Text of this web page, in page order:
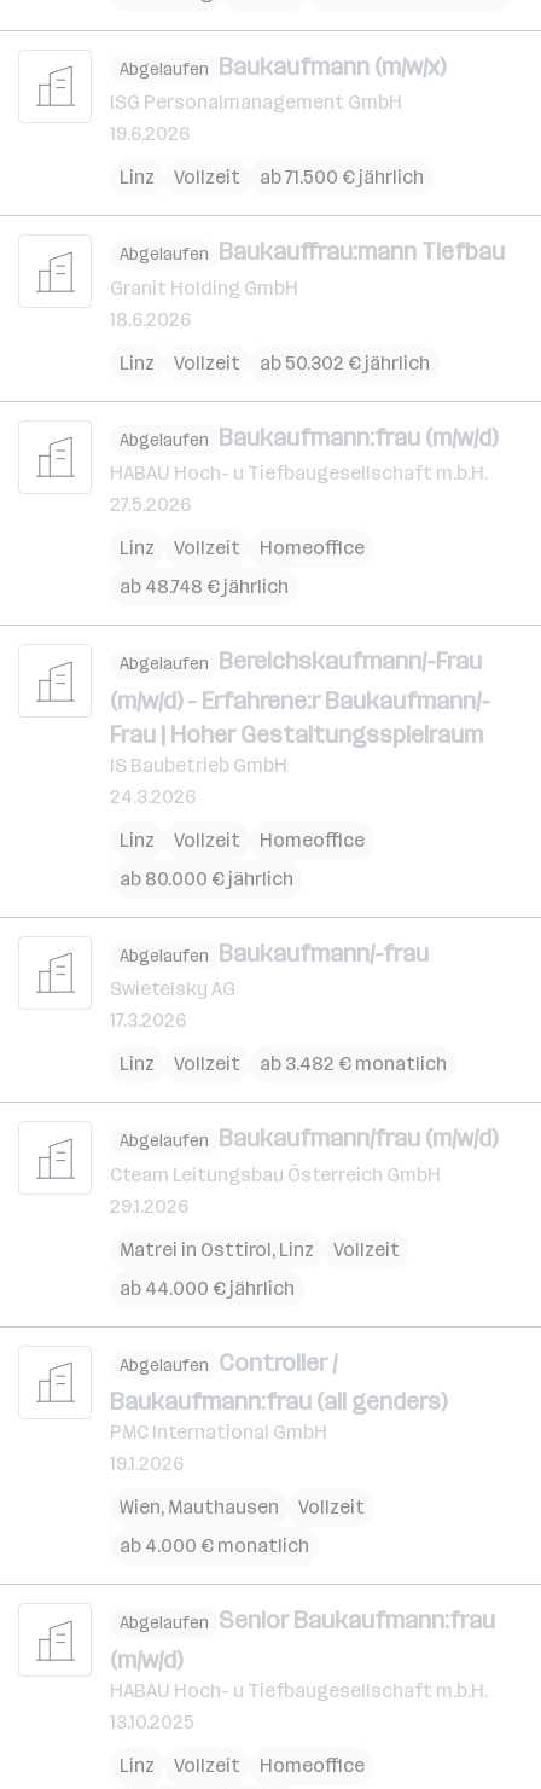
Abgelaufen Baukaufmann (m/w/x)
ISG Personalmanagement GmbH
19.6.2026
Linz
Vollzeit ab 71.500 € jährlich
Abgelaufen Baukauffrau:mann Tiefbau
Granit Holding GmbH
18.6.2026
Linz
Vollzeit ab 50.302 € jährlich
Abgelaufen Baukaufmann:frau (m/w/d)
HABAU Hoch- u Tiefbaugesellschaft m.b.H.
27.5.2026
Linz
Vollzeit
Homeoffice
ab 48.748 € jährlich
Abgelaufen Bereichskaufmann/-Frau
(m/w/d) - Erfahrene:r Baukaufmann/-
Frau | Hoher Gestaltungsspielraum
IS Baubetrieb GmbH
24.3.2026
Linz
Vollzeit
Homeoffice
ab 80.000 € jährlich
Abgelaufen Baukaufmann/-frau
Swietelsky AG
17.3.2026
Linz
Vollzeit ab 3.482 € monatlich
Abgelaufen Baukaufmann/frau (m/w/d)
Cteam Leitungsbau Österreich GmbH
29.1.2026
Matrei in Osttirol, Linz
Vollzeit
ab 44.000 € jährlich
Abgelaufen Controller /
Baukaufmann:frau (all genders)
PMC International GmbH
19.1.2026
Wien, Mauthausen
Vollzeit
ab 4.000 € monatlich
Abgelaufen Senior Baukaufmann:frau
(m/w/d)
HABAU Hoch- u Tiefbaugesellschaft m.b.H.
13.10.2025
Linz
Vollzeit
Homeoffice